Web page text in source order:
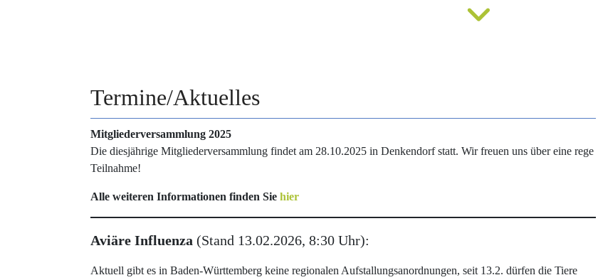
Termine/Aktuelles
Mitgliederversammlung 2025
Die diesjährige Mitgliederversammlung findet am 28.10.2025 in Denkendorf statt. Wir freuen uns über eine rege
Teilnahme!
Alle weiteren Informationen finden Sie hier
Aviäre Influenza (Stand 13.02.2026, 8:30 Uhr):
Aktuell gibt es in Baden-Württemberg keine regionalen Aufstallungsanordnungen, seit 13.2. dürfen die Tiere